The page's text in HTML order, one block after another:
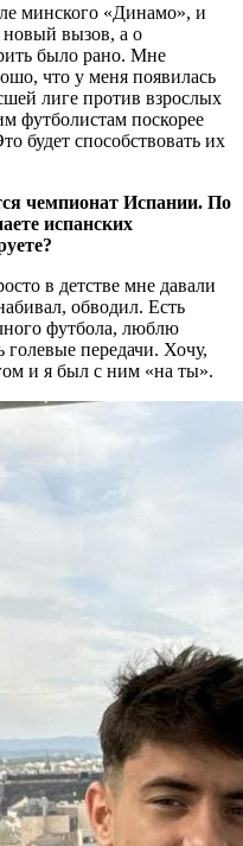
минского «Динамо», и
вызов, а о
было рано. Мне
что у меня появилась
лиге против взрослых
футболистам поскорее
будет способствовать их
чемпионат Испании. По
испанских
в детстве мне давали
обводил. Есть
футбола, люблю
голевые передачи. Хочу,
и я был с ним «на ты».